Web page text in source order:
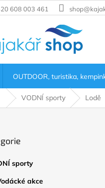
608 003 461
OUTDOOR, turistika,
Domů VODNÍ sporty Lodě
sporty
akce